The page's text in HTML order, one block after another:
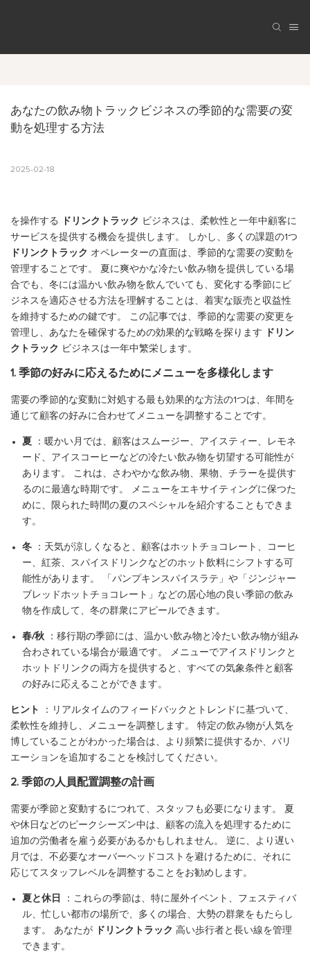
あなたの飲み物トラックビジネスの季節的な需要の変
動を処理する方法
2025-02-18
を操作する ドリンクトラック
ビジネスは、柔軟性と一年中顧客に
サービスを提供する機会を提供します。 しかし、多くの課題の1つ
ドリンクトラック オペレーターの直面は、季節的な需要の変動を
管理することです。 夏に爽やかな冷たい飲み物を提供している場
合でも、冬には温かい飲み物を飲んでいても、変化する季節にビ
ジネスを適応させる方法を理解することは、着実な販売と収益性
を維持するための鍵です。 この記事では、季節的な需要の変更を
管理し、あなたを確保するための効果的な戦略を探ります
ドリン
クトラック
ビジネスは一年中繁栄します。
1. 季節の好みに応えるためにメニューを多様化します
需要の季節的な変動に対処する最も効果的な方法の1つは、年間を
通じて顧客の好みに合わせてメニューを調整することです。
夏
：暖かい月では、顧客はスムージー、アイスティー、レモネ
ード、アイスコーヒーなどの冷たい飲み物を切望する可能性が
あります。 これは、さわやかな飲み物、果物、チラーを提供す
るのに最適な時期です。 メニューをエキサイティングに保つた
めに、限られた時間の夏のスペシャルを紹介することもできま
す。
冬
：天気が涼しくなると、顧客はホットチョコレート、コーヒ
ー、紅茶、スパイスドリンクなどのホット飲料にシフトする可
能性があります。 「パンプキンスパイスラテ」や「ジンジャー
ブレッドホットチョコレート」などの居心地の良い季節の飲み
物を作成して、冬の群衆にアピールできます。
春/秋
：移行期の季節には、温かい飲み物と冷たい飲み物が組み
合わされている場合が最適です。 メニューでアイスドリンクと
ホットドリンクの両方を提供すると、すべての気象条件と顧客
の好みに応えることができます。
ヒント
：リアルタイムのフィードバックとトレンドに基づいて、
柔軟性を維持し、メニューを調整します。 特定の飲み物が人気を
博していることがわかった場合は、より頻繁に提供するか、バリ
エーションを追加することを検討してください。
2. 季節の人員配置調整の計画
需要が季節と変動するにつれて、スタッフも必要になります。 夏
や休日などのピークシーズン中は、顧客の流入を処理するために
追加の労働者を雇う必要があるかもしれません。 逆に、より遅い
月では、不必要なオーバーヘッドコストを避けるために、それに
応じてスタッフレベルを調整することをお勧めします。
夏と休日
：これらの季節は、特に屋外イベント、フェスティバ
ル、忙しい都市の場所で、多くの場合、大勢の群衆をもたらし
ます。 あなたが
ドリンクトラック 高い歩行者と長い線を管理
できます。